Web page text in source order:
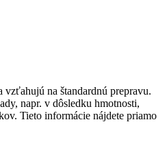
vzťahujú na štandardnú prepravu.
napr. v dôsledku hmotnosti,
Tieto informácie nájdete priamo